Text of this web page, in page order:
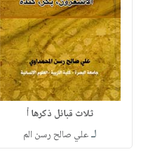
ثلاث قبائل ذكرها أ
لـعلي صالح رسن الم